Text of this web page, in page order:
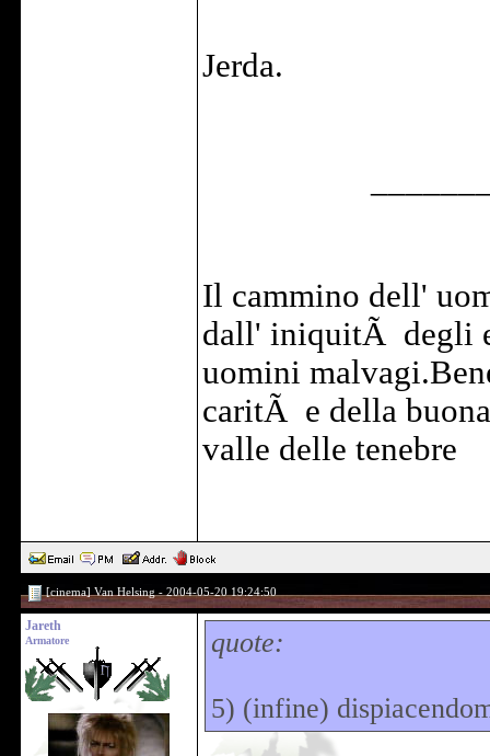
Jerda.
Il cammino dell'
dall' iniquitÃ degli
uomini
caritÃ e della
valle delle tenebre
[cinema] Van Helsing - 2004-05-20 19:24:50
Jareth
Armatore quote:
5) (infine)